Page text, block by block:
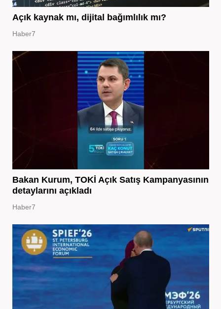
Açık kaynak mı, dijital bağımlılık mı?
Haber7
Bakan Kurum, TOKİ Açık Satış Kampanyasının
detaylarını açıkladı
Haber7